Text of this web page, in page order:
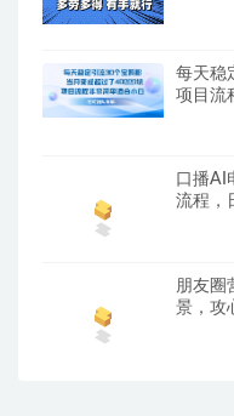
每天稳
项目流
口播AI
流程，
朋友圈
景，攻